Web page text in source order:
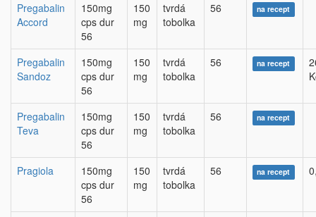
Pregabalin
Accord
150mg
cps dur
56
150
mg
tvrdá
tobolka
56 na recept
Pregabalin
Sandoz
150mg
cps dur
56
150
mg
tvrdá
tobolka
56 na recept
Pregabalin
Teva
150mg
cps dur
56
150
mg
tvrdá
tobolka
56 na recept
Pragiola
150mg
cps dur
56
150
mg
tvrdá
tobolka
56 na recept